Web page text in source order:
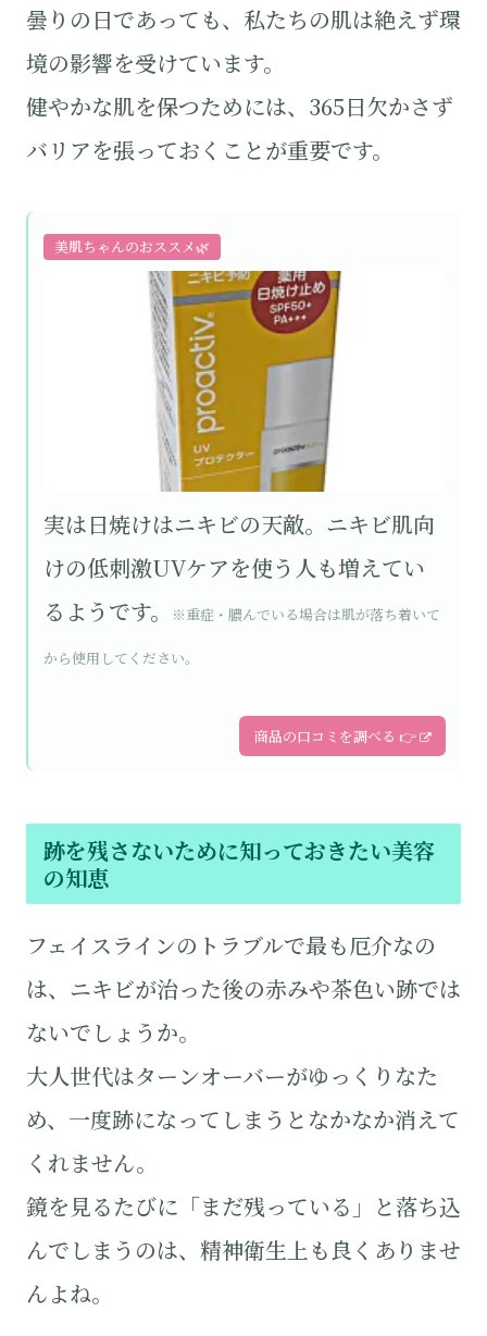
曇りの日であっても、私たちの肌は絶えず環
境の影響を受けています。
健やかな肌を保つためには、365日欠かさず
バリアを張っておくことが重要です。
美肌ちゃんのおススメ🌿
実は日焼けはニキビの天敵。ニキビ肌向
けの低刺激UVケアを使う人も増えてい
るようです。
※重症・膿んでいる場合は肌が落ち着いて
から使用してください。
商品の口コミを調べる 👉
跡を残さないために知っておきたい美容
の知恵
フェイスラインのトラブルで最も厄介なの
は、ニキビが治った後の赤みや茶色い跡では
ないでしょうか。
大人世代はターンオーバーがゆっくりなた
め、一度跡になってしまうとなかなか消えて
くれません。
鏡を見るたびに「まだ残っている」と落ち込
んでしまうのは、精神衛生上も良くありませ
んよね。